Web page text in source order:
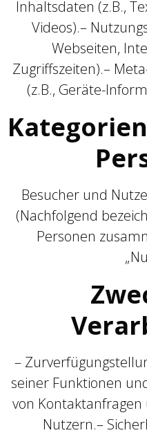
Inhaltsdaten (z.B.,
Videos).–
Webseiten,
Zugriffszeiten).–
(z.B., Geräte-
Besucher und
(Nachfolgend
Personen
–
seiner Funktionen
von
Nutzern.–